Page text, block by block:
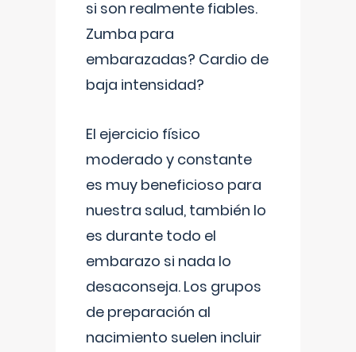
si son realmente fiables.
Zumba para
embarazadas? Cardio de
baja intensidad?
El ejercicio físico
moderado y constante
es muy beneficioso para
nuestra salud, también lo
es durante todo el
embarazo si nada lo
desaconseja. Los grupos
de preparación al
nacimiento suelen incluir